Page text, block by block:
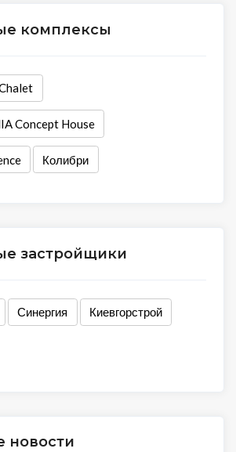
комплексы
Concept House
Колибри
застройщики
Синергия Киевгорстрой
новости